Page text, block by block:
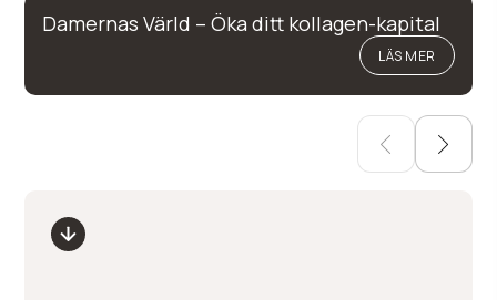
Damernas Värld – Öka ditt kollagen-kapital
LÄS MER